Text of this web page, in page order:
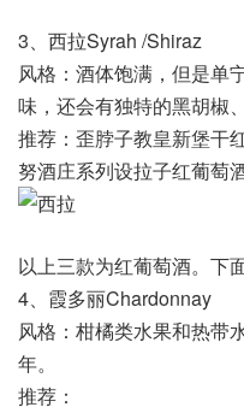
3、西拉Syrah /Shiraz
风格：酒体饱满，但是单
味，还会有独特的黑胡椒
推荐：歪脖子教皇新堡干
努酒庄系列设拉子红葡
以上三款为红葡萄酒。下
4、霞多丽Chardonnay
风格：柑橘类水果和热带
年。
推荐：